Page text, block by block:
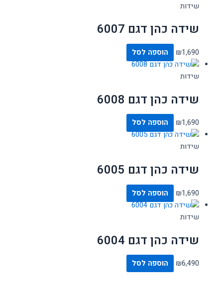
שידות
שידה כהן דגם 6007
₪1,690 הוספה לסל
שידות
שידה כהן דגם 6008
₪1,690 הוספה לסל
שידות
שידה כהן דגם 6005
₪1,690 הוספה לסל
שידות
שידה כהן דגם 6004
₪6,490 הוספה לסל